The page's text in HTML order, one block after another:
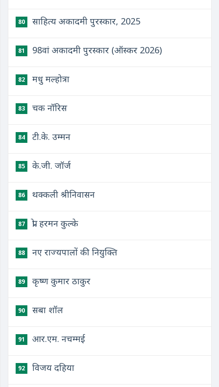
80 साहित्य अकादमी पुरस्कार, 2025
81 98वां अकादमी पुरस्कार (ऑस्कर 2026)
82 मधु मल्होत्रा
83 चक नॉरिस
84 टी.के. उम्मन
85 के.जी. जॉर्ज
86 थक्कली श्रीनिवासन
87 प्रो. हरमन कुल्के
88 नए राज्यपालों की नियुक्ति
89 कृष्ण कुमार ठाकुर
90 सबा शॉल
91 आर.एम. नचम्मई
92 विजय दहिया